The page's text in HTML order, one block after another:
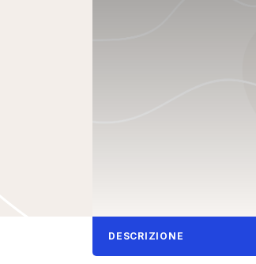
DESCRIZIONE